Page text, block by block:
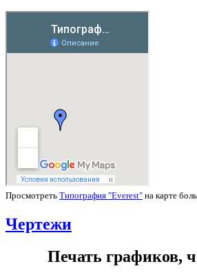
Просмотреть Типография "Everest" на карте
Чертежи
Печать графиков,